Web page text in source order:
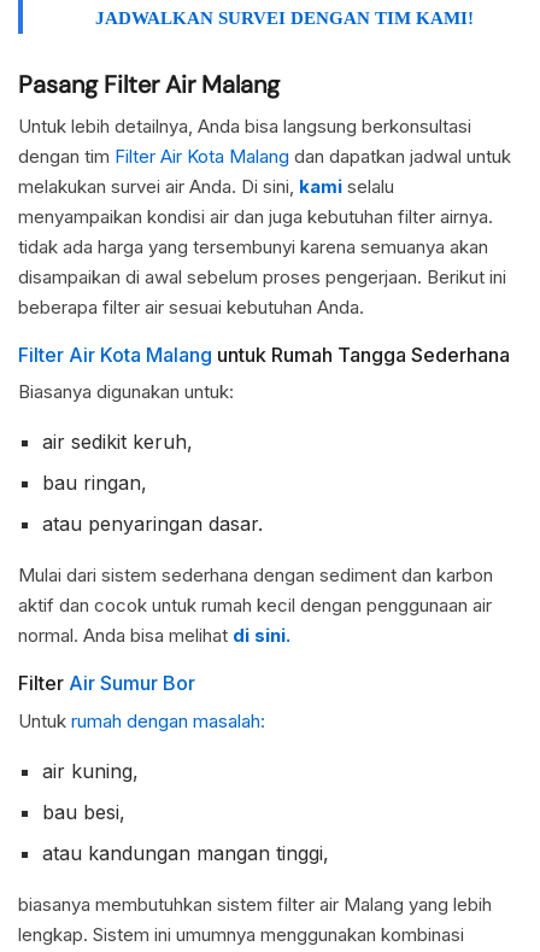
JADWALKAN SURVEI DENGAN TIM KAMI!
Pasang Filter Air Malang
Untuk lebih detailnya, Anda bisa langsung berkonsultasi
dengan tim Filter Air Kota Malang dan dapatkan jadwal untuk
melakukan survei air Anda. Di sini, kami selalu
menyampaikan kondisi air dan juga kebutuhan filter airnya.
tidak ada harga yang tersembunyi karena semuanya akan
disampaikan di awal sebelum proses pengerjaan. Berikut ini
beberapa filter air sesuai kebutuhan Anda.
Filter Air Kota Malang untuk Rumah Tangga Sederhana
Biasanya digunakan untuk:
air sedikit keruh,
bau ringan,
atau penyaringan dasar.
Mulai dari sistem sederhana dengan sediment dan karbon
aktif dan cocok untuk rumah kecil dengan penggunaan air
normal. Anda bisa melihat di sini.
Filter Air Sumur Bor
Untuk rumah dengan masalah:
air kuning,
bau besi,
atau kandungan mangan tinggi,
biasanya membutuhkan sistem filter air Malang yang lebih
lengkap. Sistem ini umumnya menggunakan kombinasi